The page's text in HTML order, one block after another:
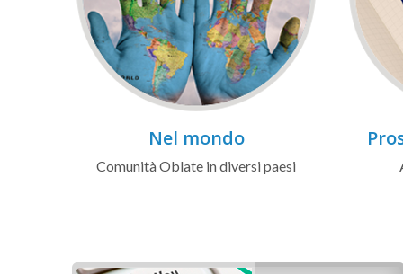
Nel mondo
Comunità Oblate in diversi paesi